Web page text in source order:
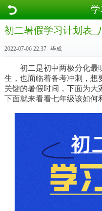
学
初二暑假学习计划表_
2022-07-06 22:37 毕成
初二是初中两极分化最
生，也面临着备考冲刺，想
关键的暑假时间，下面为大
下面就来看看七年级该如何